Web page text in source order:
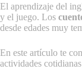
El aprendizaje del
y el juego. Los
desde edades muy
En este artículo te
actividades